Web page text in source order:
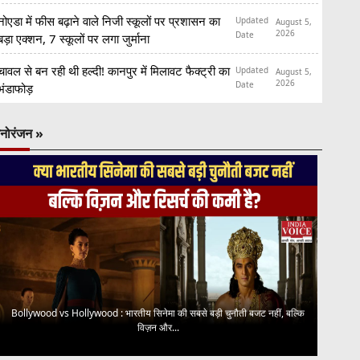
में फीस बढ़ाने वाले निजी स्कूलों पर प्रशासन का
एक्शन, 7 स्कूलों पर लगा जुर्माना
Updated
Date
August 5,
2026
से बन रही थी हल्दी! कानपुर में मिलावट फैक्ट्री का Updated
Date
August 5,
2026
»
Bollywood vs Hollywood : भारतीय सिनेमा की सबसे बड़ी चुनौती बजट नहीं, बल्कि
विज़न और...